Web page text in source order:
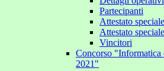
Partecipanti
Attestato
Attestato
Vincitori
Concorso "Informatica
2021"